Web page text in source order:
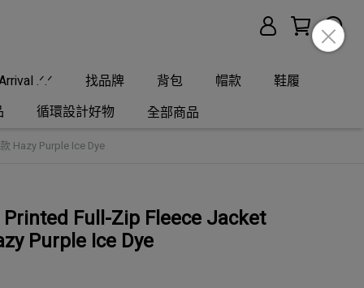
.ᐟ.ᐟ 找品牌 背包 帽款
鞋履
循環設計好物 全部商品
Hazy Purple Ice Dye
Full-Zip Fleece Jacket
Purple Ice Dye